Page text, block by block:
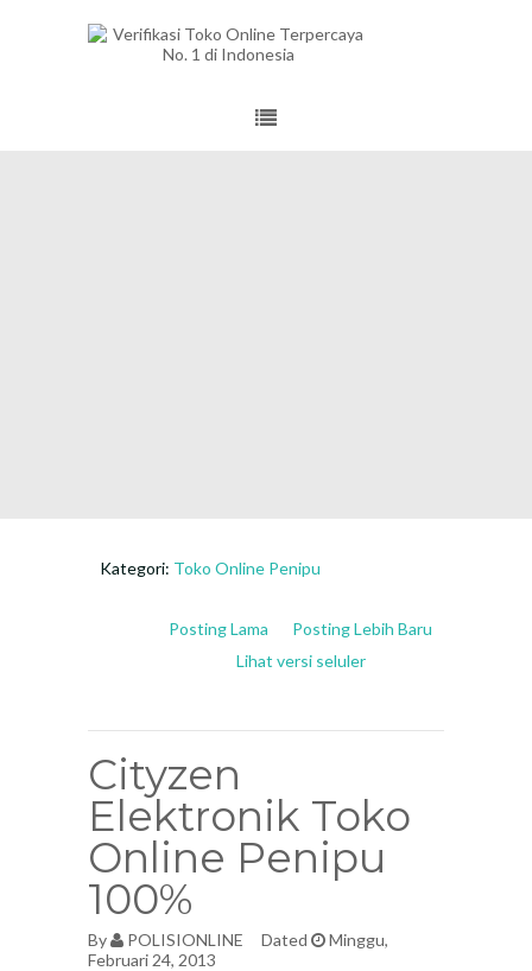
Kategori: Toko Online Penipu
Posting Lebih Baru
Posting Lama
Lihat versi seluler
Cityzen
Elektronik Toko
Online Penipu
100%
By POLISIONLINE Dated
Minggu,
Februari 24, 2013